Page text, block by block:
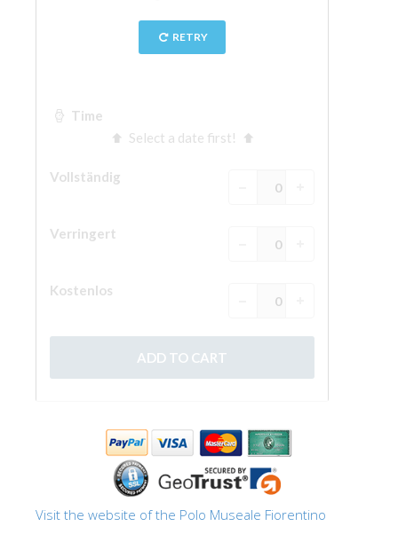
Palazzo Vecchio
Santa Maria Novella
Eine Geführte Tour buchen
FRANÇAIS
ESPAÑOL
Visit the website of the Polo Museale Fiorentino